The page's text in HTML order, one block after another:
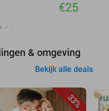
€25
& omgeving
Bekijk alle deals
33%